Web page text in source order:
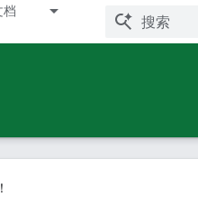
档
！